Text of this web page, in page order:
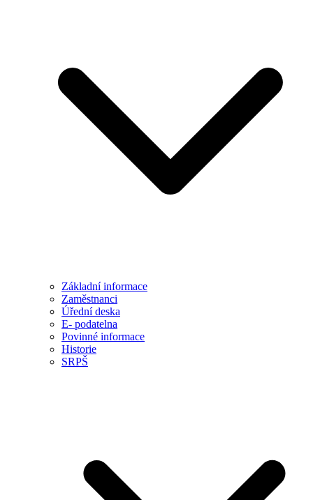
Základní informace
Zaměstnanci
Úřední deska
E- podatelna
Povinné informace
Historie
SRPŠ